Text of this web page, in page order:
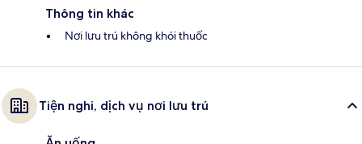
Thông tin khác
Nơi lưu trú không khói thuốc
Tiện nghi, dịch vụ nơi lưu trú